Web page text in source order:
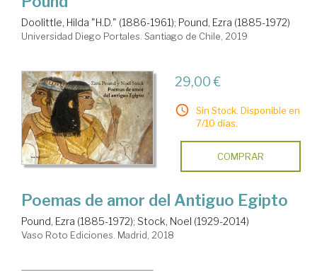
Doolittle, Hilda "H.D." (1886-1961); Pound, Ezra (1885-1972)
Universidad Diego Portales. Santiago de Chile, 2019
29,00 €
Sin Stock. Disponible en
7/10 días.
COMPRAR
Poemas de amor del Antiguo Egipto
Pound, Ezra (1885-1972); Stock, Noel (1929-2014)
Vaso Roto Ediciones. Madrid, 2018